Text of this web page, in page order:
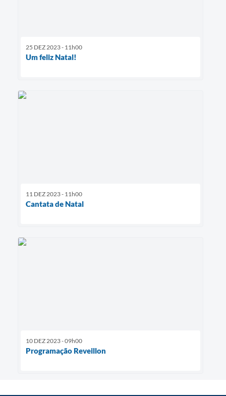
25 DEZ 2023 - 11h00
Um feliz Natal!
11 DEZ 2023 - 11h00
Cantata de Natal
10 DEZ 2023 - 09h00
Programação Reveillon